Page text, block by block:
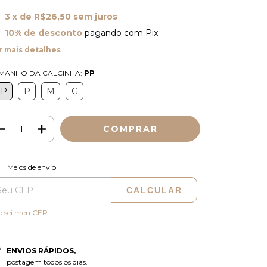
3 x de R$26,50 sem juros
10% de desconto pagando com Pix
mais detalhes
DA CALCINHA: PP
P M G
para o CEP:
Meios de envio
CALCULAR
sei meu CEP
ENVIOS RÁPIDOS,
postagem todos os dias.